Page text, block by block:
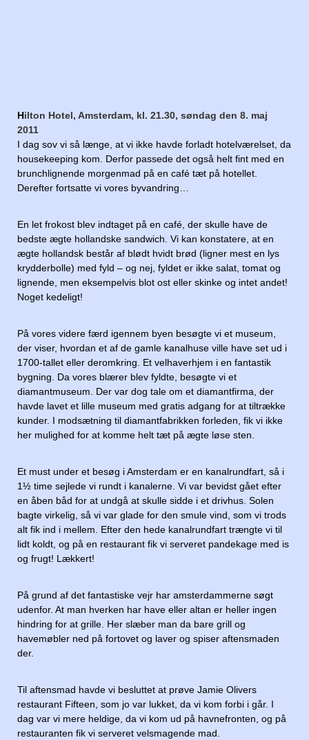
Hilton Hotel, Amsterdam, kl. 21.30, søndag den 8. maj
2011
I dag sov vi så længe, at vi ikke havde forladt hotelværelset, da
housekeeping kom. Derfor passede det også helt fint med en
brunchlignende morgenmad på en café tæt på hotellet.
Derefter fortsatte vi vores byvandring…
En let frokost blev indtaget på en café, der skulle have de
bedste ægte hollandske sandwich. Vi kan konstatere, at en
ægte hollandsk består af blødt hvidt brød (ligner mest en lys
krydderbolle) med fyld – og nej, fyldet er ikke salat, tomat og
lignende, men eksempelvis blot ost eller skinke og intet andet!
Noget kedeligt!
På vores videre færd igennem byen besøgte vi et museum,
der viser, hvordan et af de gamle kanalhuse ville have set ud i
1700-tallet eller deromkring. Et velhaverhjem i en fantastik
bygning. Da vores blærer blev fyldte, besøgte vi et
diamantmuseum. Der var dog tale om et diamantfirma, der
havde lavet et lille museum med gratis adgang for at tiltrække
kunder. I modsætning til diamantfabrikken forleden, fik vi ikke
her mulighed for at komme helt tæt på ægte løse sten.
Et must under et besøg i Amsterdam er en kanalrundfart, så i
1½ time sejlede vi rundt i kanalerne. Vi var bevidst gået efter
en åben båd for at undgå at skulle sidde i et drivhus. Solen
bagte virkelig, så vi var glade for den smule vind, som vi trods
alt fik ind i mellem. Efter den hede kanalrundfart trængte vi til
lidt koldt, og på en restaurant fik vi serveret pandekage med is
og frugt! Lækkert!
På grund af det fantastiske vejr har amsterdammerne søgt
udenfor. At man hverken har have eller altan er heller ingen
hindring for at grille. Her slæber man da bare grill og
havemøbler ned på fortovet og laver og spiser aftensmaden
der.
Til aftensmad havde vi besluttet at prøve Jamie Olivers
restaurant Fifteen, som jo var lukket, da vi kom forbi i går. I
dag var vi mere heldige, da vi kom ud på havnefronten, og på
restauranten fik vi serveret velsmagende mad.